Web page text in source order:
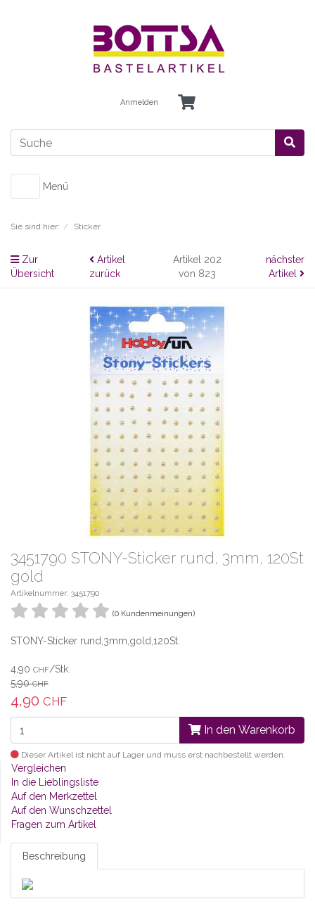
Anmelden
Menü
Sie sind hier: Sticker
Zur
Übersicht
Artikel
zurück
Artikel 202
von 823
nächster
Artikel
3451790 STONY-Sticker rund, 3mm, 120St
gold
Artikelnummer: 3451790
(0 Kundenmeinungen)
STONY-Sticker rund,3mm,gold,120St.
4,90 CHF/Stk.
5,90CHF
4,90 CHF
In den Warenkorb
Dieser Artikel ist nicht auf Lager und muss erst nachbestellt werden.
Vergleichen
In die Lieblingsliste
Auf den Merkzettel
Auf den Wunschzettel
Fragen zum Artikel
Beschreibung